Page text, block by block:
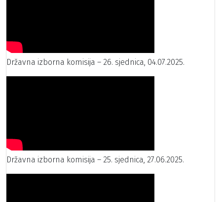
Državna izborna komisija – 26. sjednica, 04.07.2025.
Državna izborna komisija – 25. sjednica, 27.06.2025.